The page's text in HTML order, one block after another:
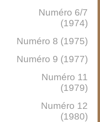
Numéro 6/7
(1974)
Numéro 8 (1975)
Numéro 9 (1977)
Numéro 11
(1979)
Numéro 12
(1980)